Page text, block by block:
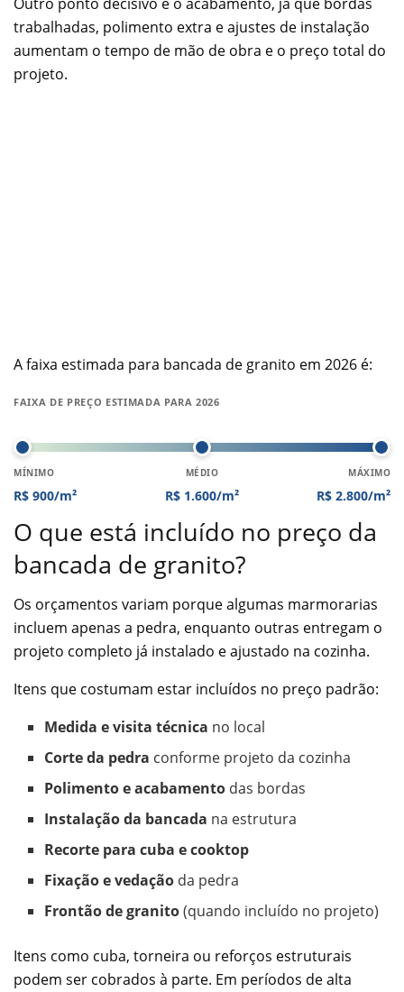
trabalhadas, polimento extra e ajustes de instalação
aumentam o tempo de mão de obra e o preço total do
projeto.
A faixa estimada para bancada de granito em 2026 é:
FAIXA DE PREÇO ESTIMADA PARA 2026
MÍNIMO
R$ 900/m²
MÉDIO
R$ 1.600/m²
MÁXIMO
R$ 2.800/m²
O que está incluído no preço da
bancada de granito?
Os orçamentos variam porque algumas marmorarias
incluem apenas a pedra, enquanto outras entregam o
projeto completo já instalado e ajustado na cozinha.
Itens que costumam estar incluídos no preço padrão:
Medida e visita técnica no local
Corte da pedra conforme projeto da cozinha
Polimento e acabamento das bordas
Instalação da bancada na estrutura
Recorte para cuba e cooktop
Fixação e vedação da pedra
Frontão de granito(quando incluído no projeto)
Itens como cuba, torneira ou reforços estruturais
podem ser cobrados à parte. Em períodos de alta